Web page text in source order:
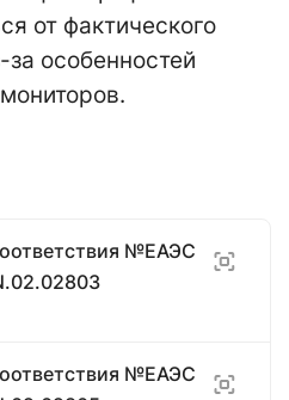
от фактического
за особенностей
№ЕАЭС
№ЕАЭС